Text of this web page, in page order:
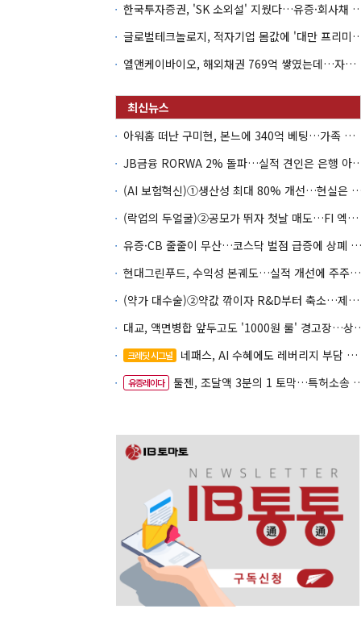
한국투자증권, 'SK 소외설' 지웠
글로벌테크놀로지, 적자기업 몸값
엘앤케이바이오, 해외채권 769억 쌓였는데…자회사 4곳 자본잠식
아워홈 떠난 구미현, 본느에 340억 베팅…가족 지배체제 구축
JB금융 RORWA 2% 돌파…실
(AI 보험혁신)①생산성 최대 80%
(락업의 두얼굴)②공모가 뛰자 첫날 매도…FI 엑시트 전략 갈렸다
유증·CB 줄줄이 무산…코스닥 벌점 급증에 상폐 압박
현대그린푸드, 수익성 본궤도…실적 개선에 주주환원까지
(약가 대수술)②약값 깎이자 R&D부터 축소…제약업계 비상경영 돌입
대교, 액면병합 앞두고
크레딧 시그널 네패스, AI 수혜에도 레버리지 부담 여전
유증레이다 툴젠, 조달액 3분의 1 토막…특허소송 비용부터 챙긴다